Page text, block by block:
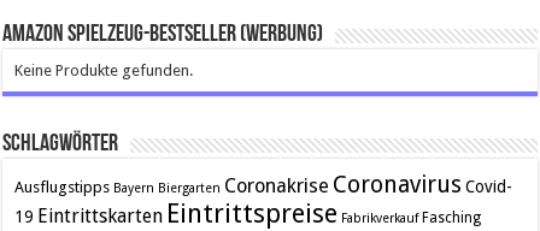
Amazon Spielzeug-Bestseller (Werbung)
Keine Produkte gefunden.
Schlagwörter
Ausflugstipps Bayern Biergarten Coronakrise Coronavirus Covid-
19 Eintrittskarten Eintrittspreise Fabrikverkauf Fasching